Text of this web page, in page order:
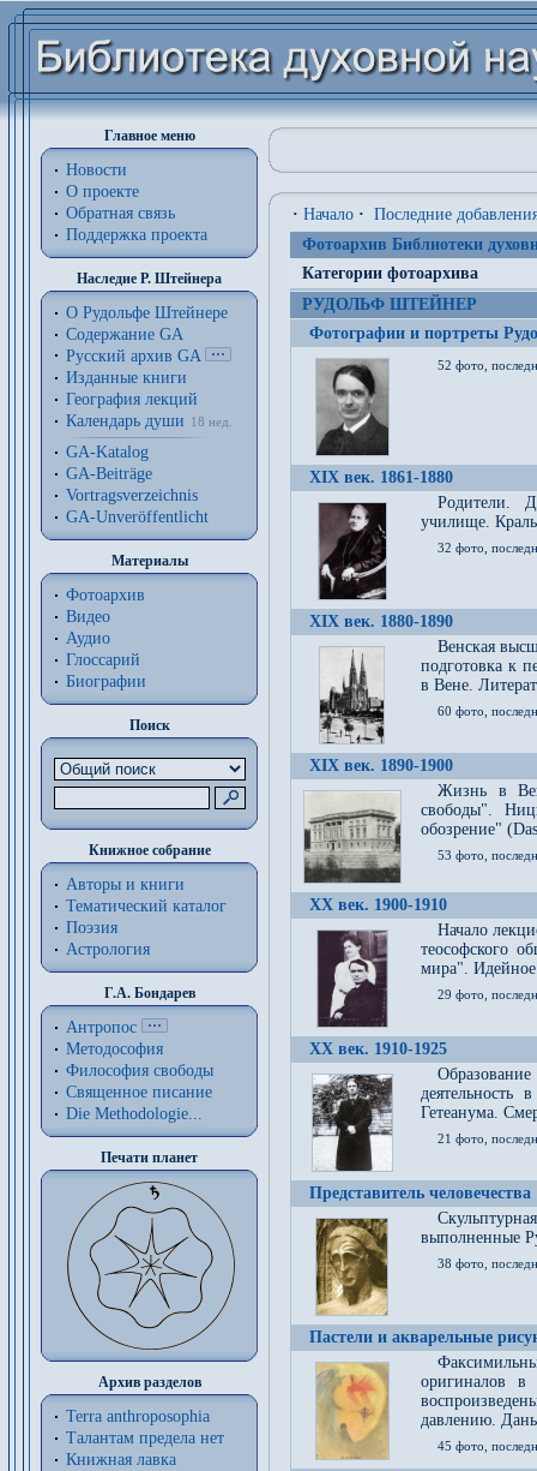
Главное меню
Новости
О проекте
Обратная связь
Поддержка проекта
Наследие Р. Штейнера
О Рудольфе Штейнере
Содержание GA
Русский архив GA
Изданные книги
География лекций
Календарь души
18 нед.
GA-Katalog
GA-Beiträge
Vortragsverzeichnis
GA-Unveröffentlicht
Материалы
Фотоархив
Видео
Аудио
Глоссарий
Биографии
Поиск
Книжное собрание
Авторы и книги
Тематический каталог
Поэзия
Астрология
Г.А. Бондарев
Антропос
Методософия
Философия cвободы
Священное писание
Die Methodologie...
Печати планет
Архив разделов
Terra anthroposophia
Талантам предела нет
Книжная лавка
· Начало · Последние
Фотоархив Библиотеки
Категории фотоархива
РУДОЛЬФ ШТЕЙНЕР
Фотографии и портреты
52 фото,
XIX век. 1861-1880
Родители.
училище.
32 фото,
XIX век. 1880-1890
Венская
подготовка к
в Вене.
60 фото,
XIX век. 1890-1900
Жизнь в
свободы".
обозрение"
53 фото,
XX век. 1900-1910
Начало
теософского
мира". Идейное
29 фото,
XX век. 1910-1925
Образование
деятельность
Гетеанума.
21 фото,
Представитель человечества
выполненные
38 фото,
Пастели и акварельные
оригиналов
давлению.
45 фото,